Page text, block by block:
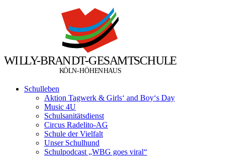
WILLY-BRANDT-GESAMTSCHULE
KÖLN-HÖHENHAUS
Schulleben
Aktion Tagwerk & Girls‘ and Boy‘s Day
Music 4U
Schulsanitätsdienst
Circus Radelito-AG
Schule der Vielfalt
Unser Schulhund
Schulpodcast „WBG goes viral“